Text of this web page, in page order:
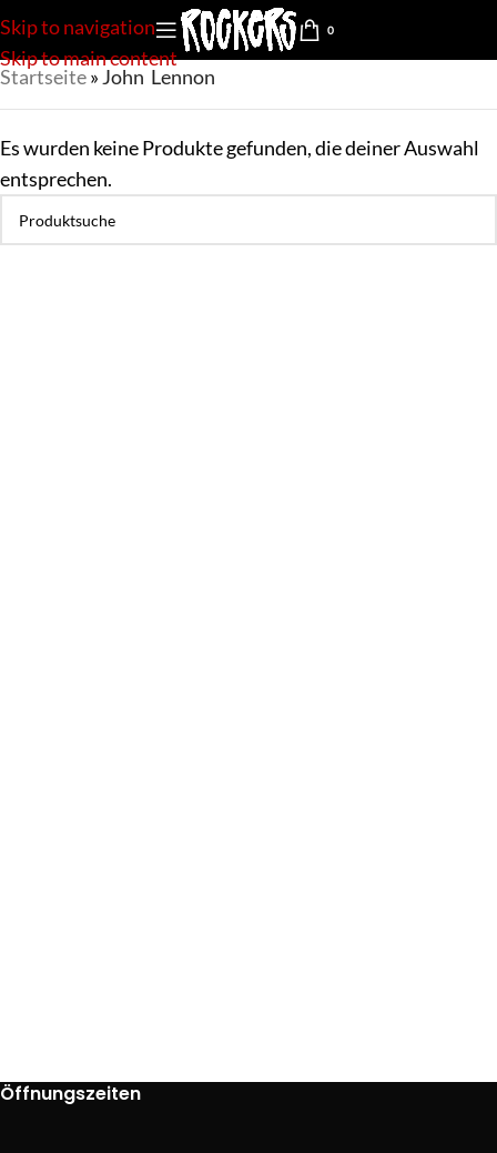
Skip to navigation
Skip to main content
0
Startseite» John Lennon
Es wurden keine Produkte gefunden, die deiner Auswahl
entsprechen.
Öffnungszeiten